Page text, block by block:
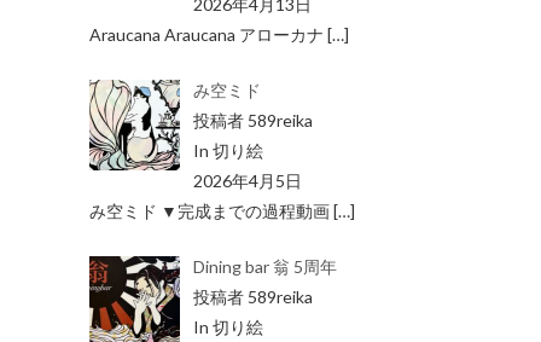
Araucana Araucana アローカナ […]
み空ミド
投稿者 589reika
In 切り絵
2026年4月5日
み空ミド ▼完成までの過程動画[…]
Dining bar 翁 5周年
投稿者 589reika
In 切り絵